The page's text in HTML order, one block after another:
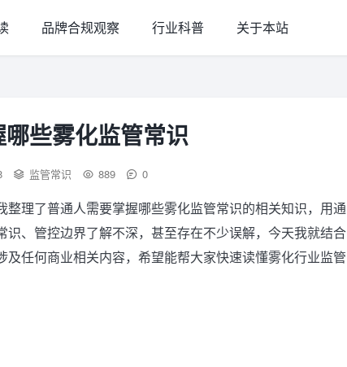
品牌合规观察 行业科普 关于本站
些雾化监管常识
监管常识 889 0
理了普通人需要掌握哪些雾化监管常识的相关知识，用通
、管控边界了解不深，甚至存在不少误解，今天我就结合
任何商业相关内容，希望能帮大家快速读懂雾化行业监管